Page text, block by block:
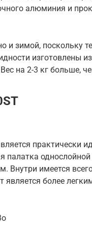
алюминия и
и зимой, поскольку
изготовлены
на 2-3 кг больше,
практически
палатка однослойной
Внутри имеется
более